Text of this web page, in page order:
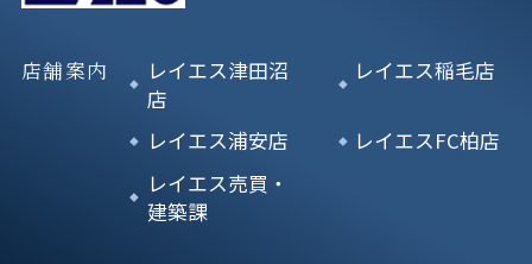
店舗案内
レイエス津田沼
店
レイエス稲毛店
レイエス浦安店
レイエスFC柏店
レイエス売買・
建築課